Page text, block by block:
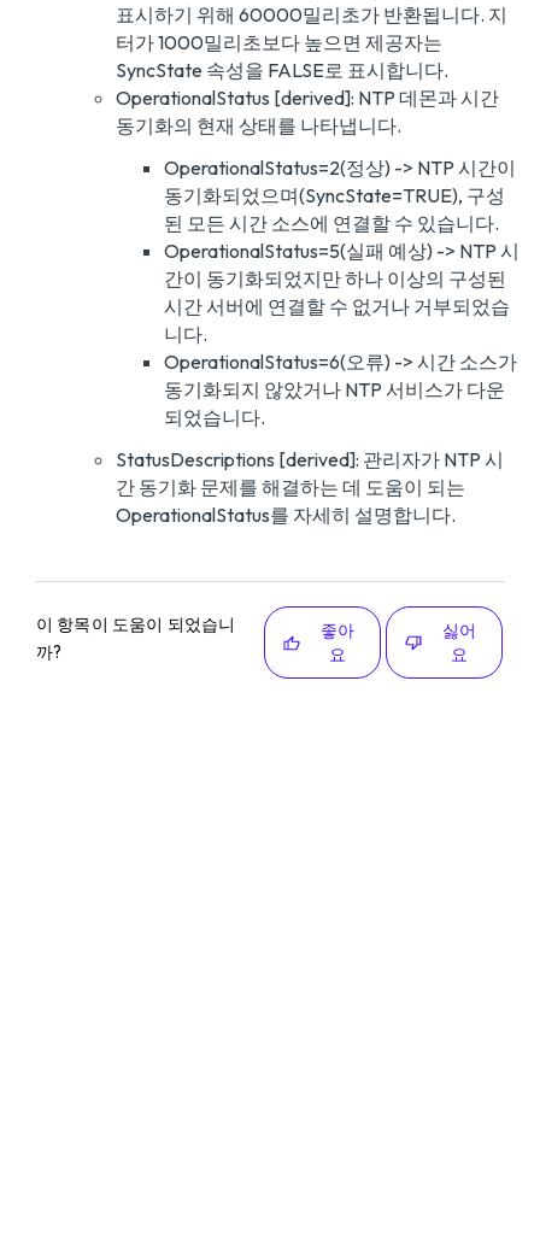
표시하기 위해 60000밀리초가 반환됩니다. 지
터가 1000밀리초보다 높으면 제공자는
SyncState 속성을 FALSE로 표시합니다.
OperationalStatus [derived]: NTP 데몬과 시간
동기화의 현재 상태를 나타냅니다.
OperationalStatus=2(정상) -> NTP 시간이
동기화되었으며(SyncState=TRUE), 구성
된 모든 시간 소스에 연결할 수 있습니다.
OperationalStatus=5(실패 예상) -> NTP 시
간이 동기화되었지만 하나 이상의 구성된
시간 서버에 연결할 수 없거나 거부되었습
니다.
OperationalStatus=6(오류) -> 시간 소스가
동기화되지 않았거나 NTP 서비스가 다운
되었습니다.
StatusDescriptions [derived]: 관리자가 NTP 시
간 동기화 문제를 해결하는 데 도움이 되는
OperationalStatus를 자세히 설명합니다.
이 항목이 도움이 되었습니
까?
좋아
요
싫어
요